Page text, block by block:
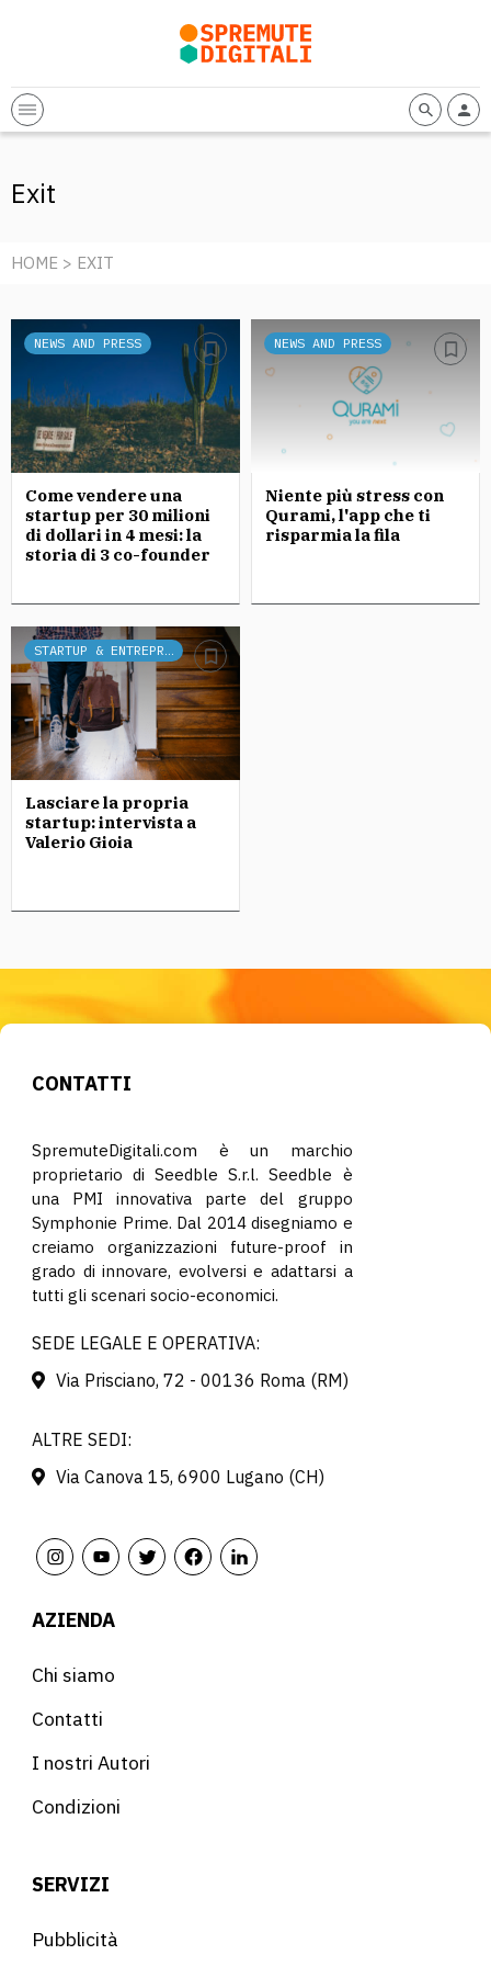
Exit
HOME > EXIT
NEWS AND PRESS
Come vendere una
startup per 30 milioni
di dollari in 4 mesi: la
storia di 3 co-founder
NEWS AND PRESS
Niente più stress con
Qurami, l'app che ti
risparmia la fila
STARTUP & ENTREPRENEURSHIP
Lasciare la propria
startup: intervista a
Valerio Gioia
CONTATTI
SpremuteDigitali.com è un marchio
proprietario di Seedble S.r.l. Seedble è
una PMI innovativa parte del gruppo
Symphonie Prime. Dal 2014 disegniamo e
creiamo organizzazioni future-proof in
grado di innovare, evolversi e adattarsi a
tutti gli scenari socio-economici.
SEDE LEGALE E OPERATIVA:
Via Prisciano, 72 - 00136 Roma (RM)
ALTRE SEDI:
Via Canova 15, 6900 Lugano (CH)
AZIENDA
Chi siamo
Contatti
I nostri Autori
Condizioni
SERVIZI
Pubblicità